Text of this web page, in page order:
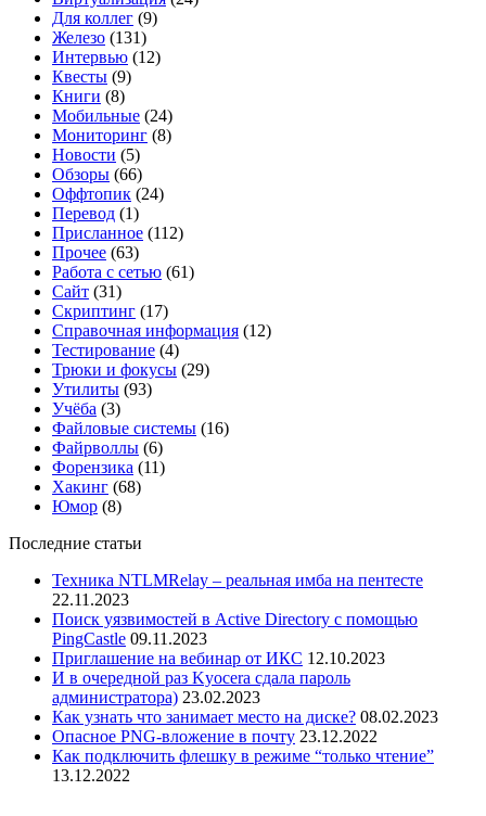
Для коллег (9)
Железо (131)
Интервью (12)
Квесты (9)
Книги (8)
Мобильные (24)
Мониторинг (8)
Новости (5)
Обзоры (66)
Оффтопик (24)
Перевод (1)
Присланное (112)
Прочее (63)
Работа с сетью (61)
Сайт (31)
Скриптинг (17)
Справочная информация (12)
Тестирование (4)
Трюки и фокусы (29)
Утилиты (93)
Учёба (3)
Файловые системы (16)
Файрволлы (6)
Форензика (11)
Хакинг (68)
Юмор (8)
Последние статьи
Техника NTLMRelay – реальная имба на пентесте
22.11.2023
Поиск уязвимостей в Active Directory с помощью
PingCastle 09.11.2023
Приглашение на вебинар от ИКС 12.10.2023
И в очередной раз Kyocera сдала пароль
администратора) 23.02.2023
Как узнать что занимает место на диске? 08.02.2023
Опасное PNG-вложение в почту 23.12.2022
Как подключить флешку в режиме “только чтение”
13.12.2022